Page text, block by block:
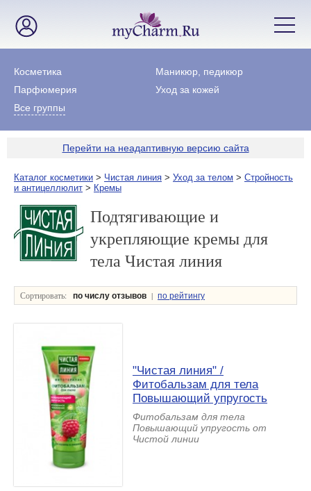
Косметика
Маникюр, педикюр
Парфюмерия
Уход за кожей
Все группы
Перейти на неадаптивную версию сайта
Каталог косметики > Чистая линия > Уход за телом > Стройность
и антицеллюлит > Кремы
Подтягивающие и
укрепляющие кремы для
тела Чистая линия
Сортировать: по числу отзывов | по рейтингу
"Чистая линия" /
Фитобальзам для тела
Повышающий упругость
Фитобальзам для тела
Повышающий упругость от
Чистой линии